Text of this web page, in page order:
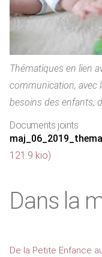
Thématiques en lien
communication, avec
besoins des enfants,
Documents joints
121.9 kio)
Dans la
De la Petite Enfance